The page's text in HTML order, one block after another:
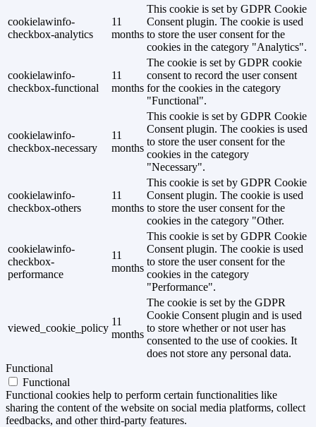
cookielawinfo-
checkbox-analytics
11
months
This cookie is set by GDPR Cookie
Consent plugin. The cookie is used
to store the user consent for the
cookies in the category "Analytics".
cookielawinfo-
checkbox-functional
11
months
The cookie is set by GDPR cookie
consent to record the user consent
for the cookies in the category
"Functional".
cookielawinfo-
checkbox-necessary
11
months
This cookie is set by GDPR Cookie
Consent plugin. The cookies is used
to store the user consent for the
cookies in the category
"Necessary".
cookielawinfo-
checkbox-others
11
months
This cookie is set by GDPR Cookie
Consent plugin. The cookie is used
to store the user consent for the
cookies in the category "Other.
cookielawinfo-
checkbox-
performance
11
months
This cookie is set by GDPR Cookie
Consent plugin. The cookie is used
to store the user consent for the
cookies in the category
"Performance".
viewed_cookie_policy
11
months
The cookie is set by the GDPR
Cookie Consent plugin and is used
to store whether or not user has
consented to the use of cookies. It
does not store any personal data.
Functional
Functional
Functional cookies help to perform certain functionalities like
sharing the content of the website on social media platforms, collect
feedbacks, and other third-party features.